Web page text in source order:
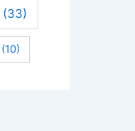
(33)
(10)